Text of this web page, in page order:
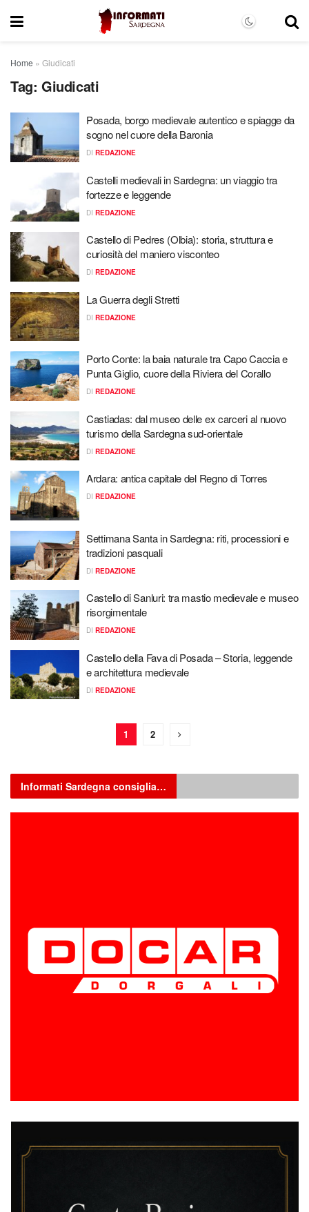
Home » Giudicati
Tag: Giudicati
Posada, borgo medievale autentico e spiagge da
sogno nel cuore della Baronia
DI REDAZIONE
Castelli medievali in Sardegna: un viaggio tra
fortezze e leggende
DI REDAZIONE
Castello di Pedres (Olbia): storia, struttura e
curiosità del maniero visconteo
DI REDAZIONE
La Guerra degli Stretti
DI REDAZIONE
Porto Conte: la baia naturale tra Capo Caccia e
Punta Giglio, cuore della Riviera del Corallo
DI REDAZIONE
Castiadas: dal museo delle ex carceri al nuovo
turismo della Sardegna sud-orientale
DI REDAZIONE
Ardara: antica capitale del Regno di Torres
DI REDAZIONE
Settimana Santa in Sardegna: riti, processioni e
tradizioni pasquali
DI REDAZIONE
Castello di Sanluri: tra mastio medievale e museo
risorgimentale
DI REDAZIONE
Castello della Fava di Posada – Storia, leggende
e architettura medievale
DI REDAZIONE
1 2
Informati Sardegna consiglia…